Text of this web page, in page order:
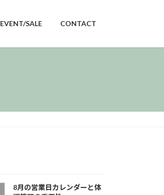
EVENT/SALE CONTACT
8月の営業日カレンダーと体